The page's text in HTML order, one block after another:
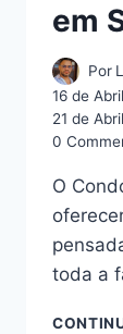
em
Por
16 de
21 de
0
O
toda a